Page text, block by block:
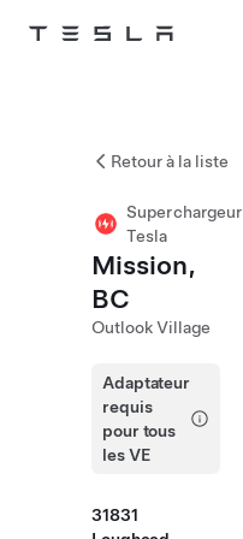
Tesla
Retour à la liste
Superchargeur
Tesla
Mission,
BC
Outlook Village
Adaptateur
requis
pour tous
les VE
31831